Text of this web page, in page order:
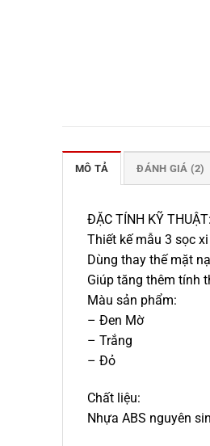
MÔ TẢ ĐÁNH GIÁ (2)
ĐẶC TÍNH KỸ THUẬT:
Thiết kế mẫu 3 sọc
Dùng thay thế mặt
Giúp tăng thêm tính
Màu sản phẩm:
– Đen Mờ
– Trắng
– Đỏ
Chất liệu:
Nhựa ABS nguyên